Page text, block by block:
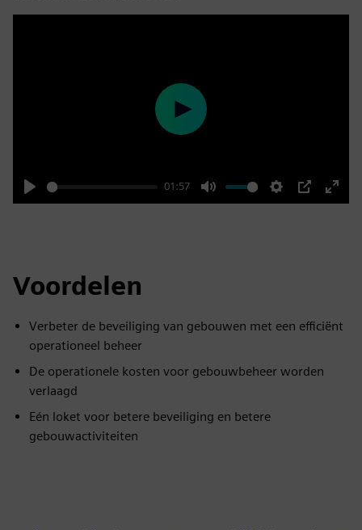
Play
01:57
Mute Settings
PIP
Enter
Play
Voordelen
Verbeter de beveiliging van gebouwen met een efficiënt
operationeel beheer
De operationele kosten voor gebouwbeheer worden
verlaagd
Eén loket voor betere beveiliging en betere
gebouwactiviteiten